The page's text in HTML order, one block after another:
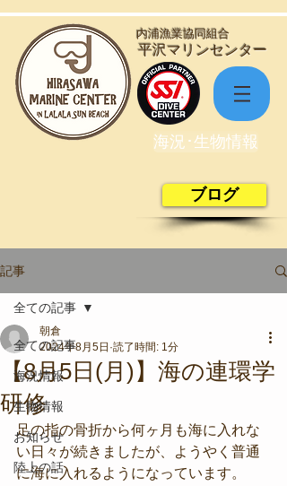
​平沢マリンセンター
​内浦漁業協同組合
海況･生物情報
ブログ
記事
全ての記事
海況情報
生物情報
お知らせ
陸上の話
全ての記事
【8月5日(月)】海の連環学
研修
朝倉
2024年8月5日 読了時間: 1分
足の指の骨折から何ヶ月も海に入れな
い日々が続きましたが、ようやく普通
に海に入れるようになっています。